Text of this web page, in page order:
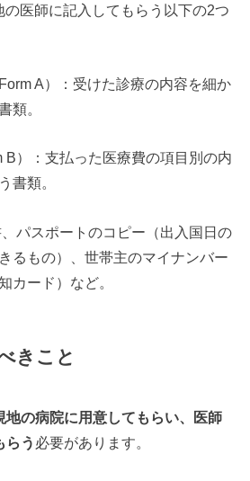
医師に記入してもらう以下の2つ
A）：受けた診療の内容を細か
類。
B）：支払った医療費の項目別の内
書類。
パスポートのコピー（出入国日の
るもの）、世帯主のマイナンバー
カード）など。
きこと
地の病院に用意してもらい、医師
らう 必要があります。